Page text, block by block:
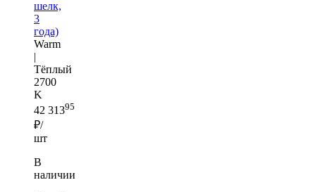
шелк,
3
года)
Warm
|
Тёплый
2700
K
42 31395
₽/
шт
В
наличии